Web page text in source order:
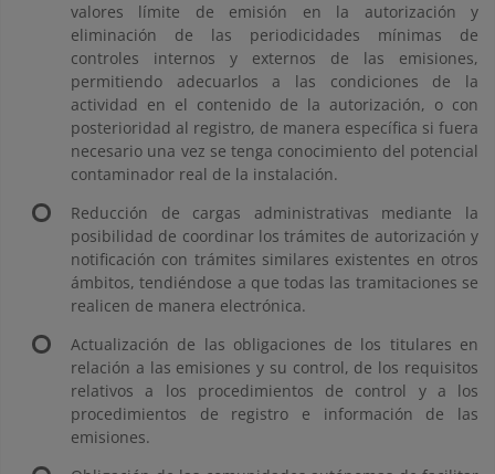
valores límite de emisión en la autorización y
eliminación de las periodicidades mínimas de
controles internos y externos de las emisiones,
permitiendo adecuarlos a las condiciones de la
actividad en el contenido de la autorización, o con
posterioridad al registro, de manera específica si fuera
necesario una vez se tenga conocimiento del potencial
contaminador real de la instalación.
Reducción de cargas administrativas mediante la
posibilidad de coordinar los trámites de autorización y
notificación con trámites similares existentes en otros
ámbitos, tendiéndose a que todas las tramitaciones se
realicen de manera electrónica.
Actualización de las obligaciones de los titulares en
relación a las emisiones y su control, de los requisitos
relativos a los procedimientos de control y a los
procedimientos de registro e información de las
emisiones.